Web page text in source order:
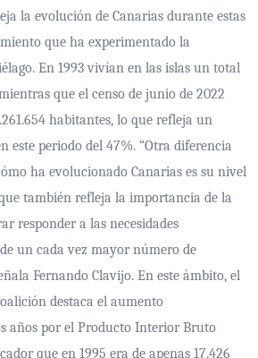
la evolución de Canarias durante estas
que ha experimentado la
En 1993 vivían en las islas un total
que el censo de junio de 2022
habitantes, lo que refleja un
este periodo del 47%. “Otra diferencia
ha evolucionado Canarias es su nivel
también refleja la importancia de la
responder a las necesidades
un cada vez mayor número de
Fernando Clavijo. En este ámbito, el
destaca el aumento
años por el Producto Interior Bruto
que en 1995 era de apenas 17.426